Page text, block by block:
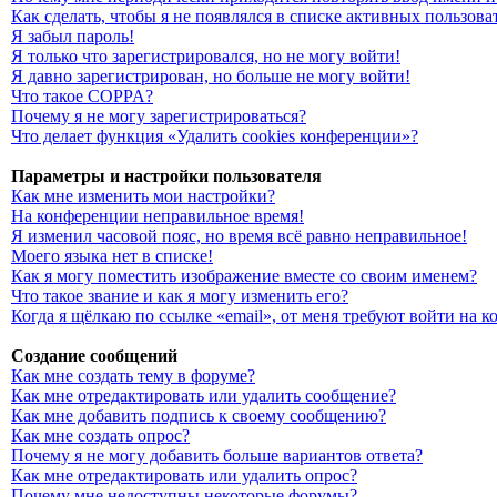
Как сделать, чтобы я не появлялся в списке активных
Я забыл пароль!
Я только что зарегистрировался, но не могу войти!
Я давно зарегистрирован, но больше не могу войти!
Что такое COPPA?
Почему я не могу зарегистрироваться?
Что делает функция «Удалить cookies конференции»?
Параметры и настройки пользователя
Как мне изменить мои настройки?
На конференции неправильное время!
Я изменил часовой пояс, но время всё равно неправильное!
Моего языка нет в списке!
Как я могу поместить изображение вместе со своим именем?
Что такое звание и как я могу изменить его?
Когда я щёлкаю по ссылке «email», от меня требуют войти на
Создание сообщений
Как мне создать тему в форуме?
Как мне отредактировать или удалить сообщение?
Как мне добавить подпись к своему сообщению?
Как мне создать опрос?
Почему я не могу добавить больше вариантов ответа?
Как мне отредактировать или удалить опрос?